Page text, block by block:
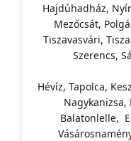
Hajdúhadház,
Mezőcsát,
Tiszavasvári,
Szerencs,
Hévíz, Tapolca,
Nagykanizsa,
Balatonlelle,